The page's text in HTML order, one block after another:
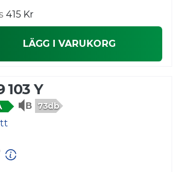
415 Kr
LÄGG I VARUKORG
103 Y
73db